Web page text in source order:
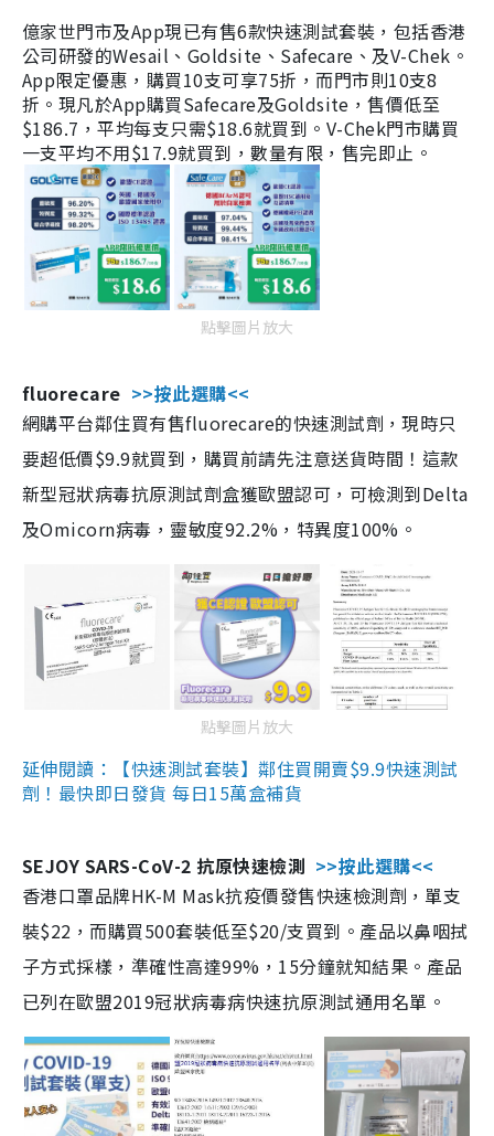
億家世門市及App現已有售6款快速測試套裝，包括香港
公司研發的Wesail、Goldsite、Safecare、及V-Chek。
App限定優惠，購買10支可享75折，而門市則10支8
折。現凡於App購買Safecare及Goldsite，售價低至
$186.7，平均每支只需$18.6就買到。V-Chek門市購買
一支平均不用$17.9就買到，數量有限，售完即止。
點擊圖片放大
fluorecare >>按此選購<<
網購平台鄰住買有售fluorecare的快速測試劑，現時只
要超低價$9.9就買到，購買前請先注意送貨時間！這款
新型冠狀病毒抗原測試劑盒獲歐盟認可，可檢測到Delta
及Omicorn病毒，靈敏度92.2%，特異度100%。
點擊圖片放大
延伸閱讀：【快速測試套裝】鄰住買開賣$9.9快速測試
劑！最快即日發貨 每日15萬盒補貨
SEJOY SARS-CoV-2 抗原快速檢測 >>按此選購<<
香港口罩品牌HK-M Mask抗疫價發售快速檢測劑，單支
裝$22，而購買500套裝低至$20/支買到。產品以鼻咽拭
子方式採樣，準確性高達99%，15分鐘就知結果。產品
已列在歐盟2019冠狀病毒病快速抗原測試通用名單。